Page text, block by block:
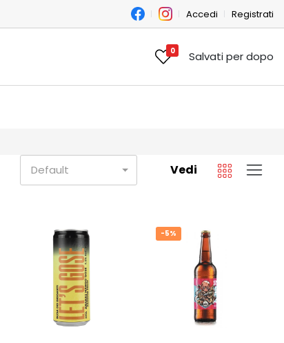
Accedi Registrati
0 Salvati per dopo
Default Vedi
-5%